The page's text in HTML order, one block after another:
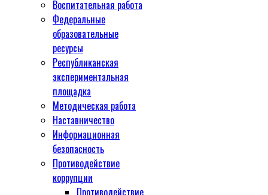
Воспитательная работа
Федеральные
образовательные
ресурсы
Республиканская
экспериментальная
площадка
Методическая работа
Наставничество
Информационная
безопасность
Противодействие
коррупции
Противодействие